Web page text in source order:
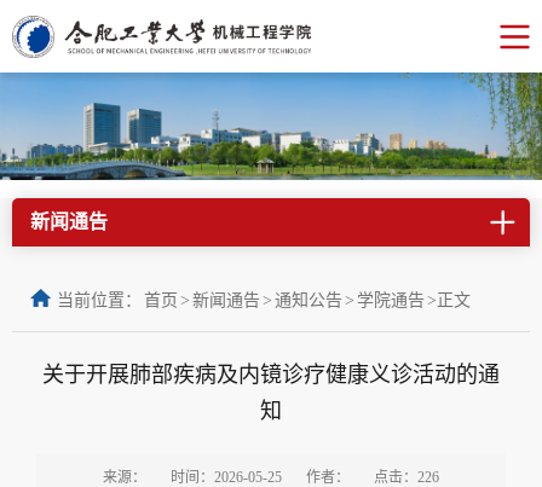
新闻通告
当前位置： 首页 > 新闻通告> 通知公告> 学院通告>正文
关于开展肺部疾病及内镜诊疗健康义诊活动的通
知
来源： 时间：2026-05-25 作者： 点击： 226